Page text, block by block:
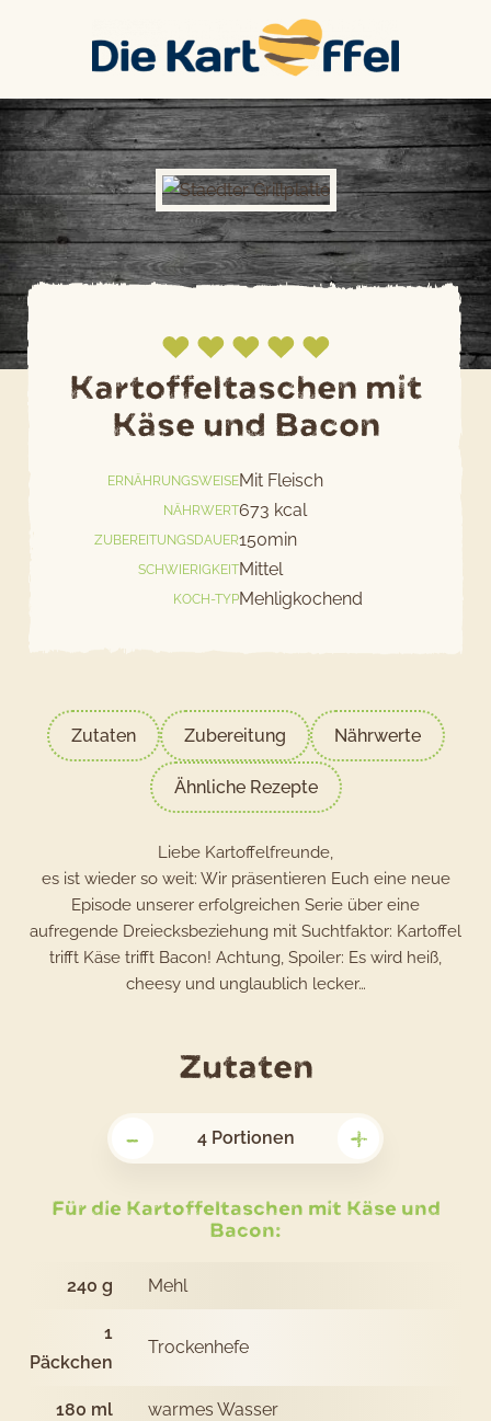
Skip
to
content
Jetzt bewerten
Kartoffeltaschen mit
Käse und Bacon
ERNÄHRUNGSWEISEMit Fleisch
NÄHRWERT673 kcal
ZUBEREITUNGSDAUER150min
SCHWIERIGKEITMittel
KOCH-TYPMehligkochend
Zutaten Zubereitung Nährwerte
Ähnliche Rezepte
Liebe Kartoffelfreunde,
es ist wieder so weit: Wir präsentieren Euch eine neue
Episode unserer erfolgreichen Serie über eine
aufregende Dreiecksbeziehung mit Suchtfaktor: Kartoffel
trifft Käse trifft Bacon! Achtung, Spoiler: Es wird heiß,
cheesy und unglaublich lecker…
Zutatenfür
Rezept
mit
- 4 Portionen +
Für die Kartoffeltaschen mit Käse und
Bacon:
240 g Mehl
1
Päckchen
Trockenhefe
180 ml warmes Wasser